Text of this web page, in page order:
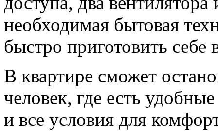
необходимая бытовая
быстро приготовить себе
В квартире сможет
человек, где есть
и все условия для